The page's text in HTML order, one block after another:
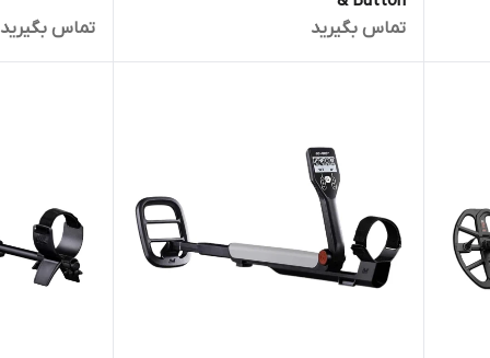
تماس بگیرید
تماس بگیرید